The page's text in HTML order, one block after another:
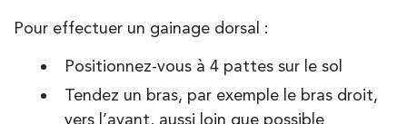
Pour effectuer un gainage dorsal :
Positionnez-vous à 4 pattes sur le sol
Tendez un bras, par exemple le bras droit,
vers l’avant, aussi loin que possible